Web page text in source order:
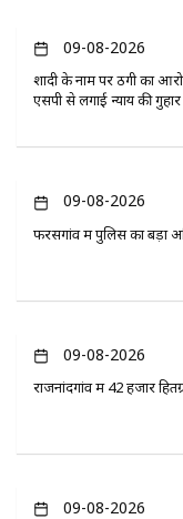
09-08-2026
शादी के नाम पर ठगी का
एसपी से लगाई न्याय की गुहार
09-08-2026
फरसगांव में पुलिस का बड़ा
09-08-2026
राजनांदगांव में 42 हजार
09-08-2026